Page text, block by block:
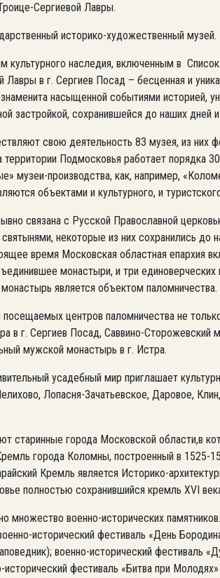
Сергиевой Лавры.
историко-художественный музей.
культурного наследия, включенным в
в г. Сергиев Посад – бесценная и
насыщенной событиями историей,
застройкой, сохранившейся до наших дней
свою деятельность 83 музея, из
Подмосковья работает порядка
музеи-производства, как, например,
объектами и культурного, и
связана с Русской Православной
некоторые из них сохранились до
время Московская областная епархия
монастыри, и три
является объектом паломничества.
центров паломничества не
в г. Сергиев Посад, Саввино-Сторожевский
мужской монастырь в г. Истра.
усадебный мир приглашает
Лопасня-Зачатьевское, Даровое,
старинные города Московской области,в
города Коломны, построенный в 1525-
Кремль является Историко-
полностью сохранившийся кремль XVI
множество военно-исторических
исторический фестиваль «День
военно-исторический фестиваль
фестиваль «Битва при